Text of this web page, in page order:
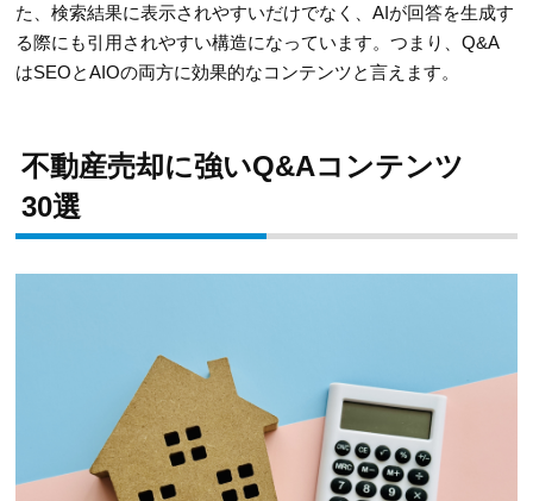
た、検索結果に表示されやすいだけでなく、AIが回答を生成す
る際にも引用されやすい構造になっています。つまり、Q&A
はSEOとAIOの両方に効果的なコンテンツと言えます。
不動産売却に強いQ&Aコンテンツ
30選